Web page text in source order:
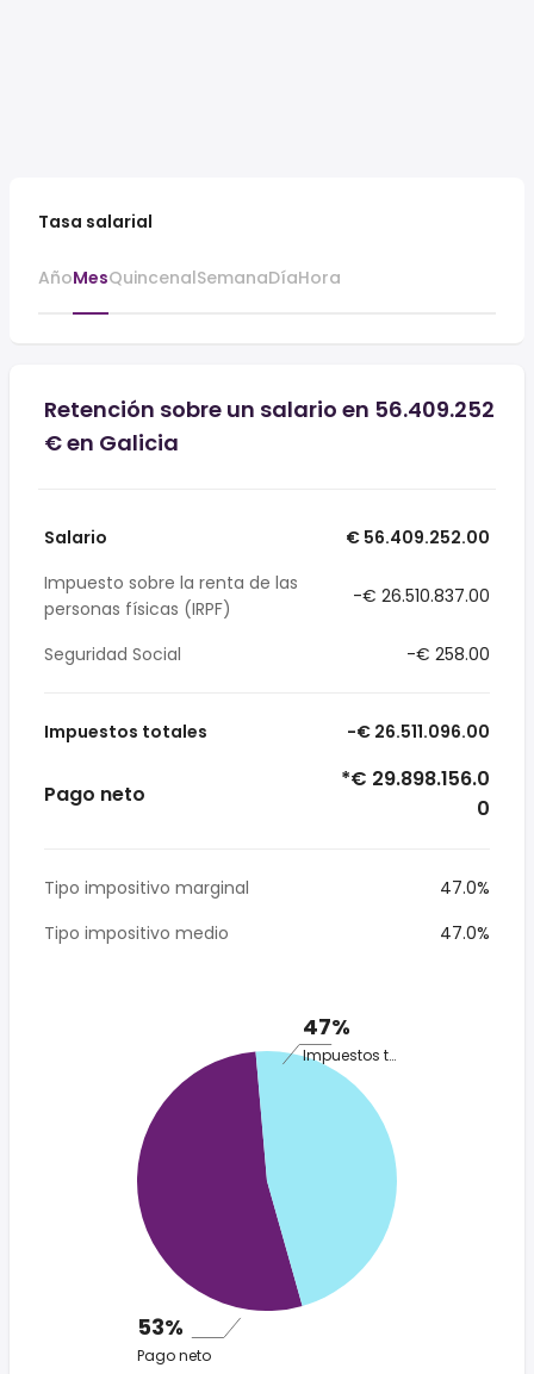
Tasa salarial
AñoMesQuincenalSemanaDíaHora
Retención sobre un salario en 56.409.252
€ en Galicia
Salario
€ 56.409.252.00
Impuesto sobre la renta de las
personas físicas (IRPF)
-€ 26.510.837.00
Seguridad Social -€ 258.00
Impuestos totales -€ 26.511.096.00
Pago neto
*€ 29.898.156.0
0
Tipo impositivo marginal
47.0%
Tipo impositivo medio
47.0%
47%
Impuestos totales
53%
Pago neto